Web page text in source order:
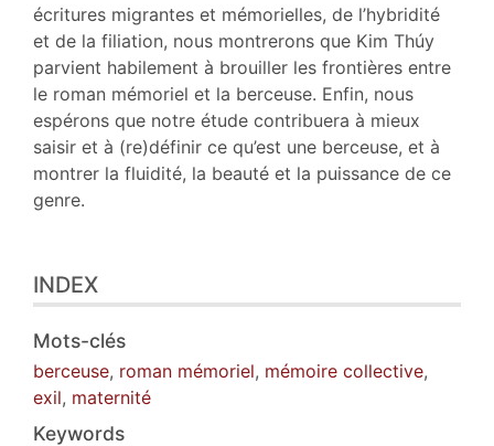
écritures migrantes et mémorielles, de l’hybridité
et de la filiation, nous montrerons que Kim Thúy
parvient habilement à brouiller les frontières entre
le roman mémoriel et la berceuse. Enfin, nous
espérons que notre étude contribuera à mieux
saisir et à (re)définir ce qu’est une berceuse, et à
montrer la fluidité, la beauté et la puissance de ce
genre.
INDEX
Mots-clés
berceuse, roman mémoriel, mémoire collective,
exil, maternité
Keywords